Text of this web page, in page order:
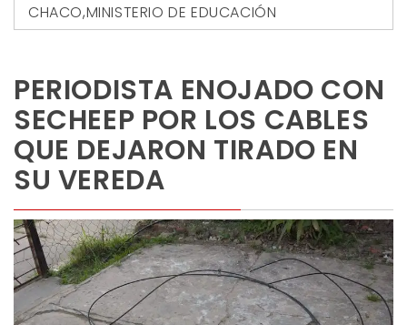
CHACO,MINISTERIO DE EDUCACIÓN
PERIODISTA ENOJADO CON
SECHEEP POR LOS CABLES
QUE DEJARON TIRADO EN
SU VEREDA